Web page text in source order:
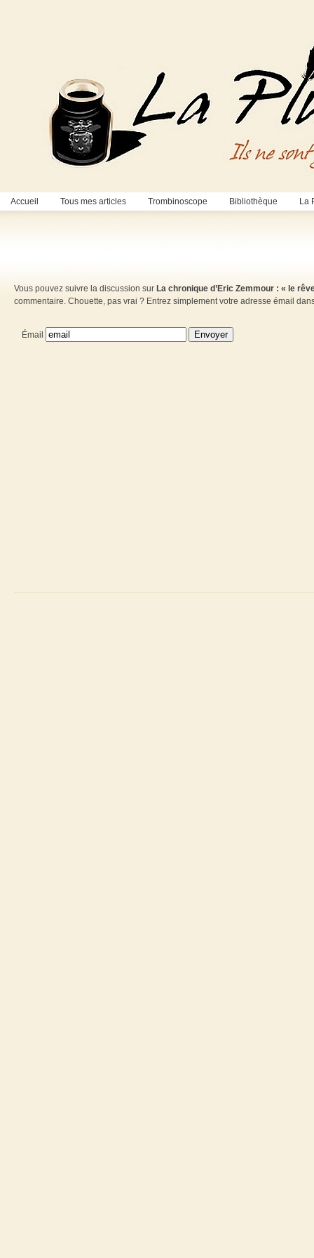
Accueil Tous mes articles Trombinoscope Bibliothèque La
Vous pouvez suivre la discussion sur La chronique d’Eric Zemmour : « le
commentaire. Chouette, pas vrai ? Entrez simplement votre adresse émail
Émail